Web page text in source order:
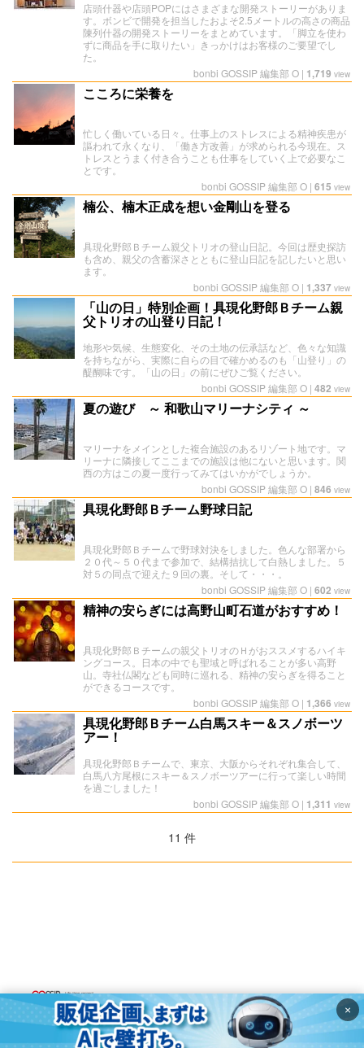
店頭什器や店頭POPにはさまざまな開発ストーリーがありま
す。ボンビで開発を担当したおよそ2.5メートルの高さの商品
陳列什器の開発ストーリーをまとめています。「脚立を使わ
ずに商品を手に取りたい」きっかけはお客様のご要望でし
た。
bonbi GOSSIP 編集部 O | 1,719 view
こころに栄養を
忙しく働いている日々。仕事上のストレスによる精神疾患が
謳われて永くなり、「働き方改善」が求められる今現在。ス
トレスとうまく付き合うことも仕事をしていく上で必要なこ
とです。
bonbi GOSSIP 編集部 O | 615 view
楠公、楠木正成を想い金剛山を登る
具現化野郎Ｂチーム親父トリオの登山日記。今回は歴史探訪
も含め、親父の含蓄深さとともに登山日記を記したいと思い
ます。
bonbi GOSSIP 編集部 O | 1,337 view
「山の日」特別企画！具現化野郎Ｂチーム親
父トリオの山登り日記！
地形や気候、生態変化、その土地の伝承話など、色々な知識
を持ちながら、実際に自らの目で確かめるのも「山登り」の
醍醐味です。「山の日」の前にぜひご覧ください。
bonbi GOSSIP 編集部 O | 482 view
夏の遊び ～ 和歌山マリーナシティ ～
マリーナをメインとした複合施設のあるリゾート地です。マ
リーナに隣接してここまでの施設は他にないと思います。関
西の方はこの夏一度行ってみてはいかがでしょうか。
bonbi GOSSIP 編集部 O | 846 view
具現化野郎Ｂチーム野球日記
具現化野郎Ｂチームで野球対決をしました。色んな部署から
２０代～５０代まで参加で、結構拮抗して白熱しました。５
対５の同点で迎えた９回の裏。そして・・・。
bonbi GOSSIP 編集部 O | 602 view
精神の安らぎには高野山町石道がおすすめ！
具現化野郎Ｂチームの親父トリオのＨがおススメするハイキ
ングコース。日本の中でも聖域と呼ばれることが多い高野
山。寺社仏閣なども同時に巡れる、精神の安らぎを得ること
ができるコースです。
bonbi GOSSIP 編集部 O | 1,366 view
具現化野郎Ｂチーム白馬スキー＆スノボーツ
アー！
具現化野郎Ｂチームで、東京、大阪からそれぞれ集合して、
白馬八方尾根にスキー＆スノボーツアーに行って楽しい時間
を過ごしました！
bonbi GOSSIP 編集部 O | 1,311 view
11 件
お問い合わせ
×